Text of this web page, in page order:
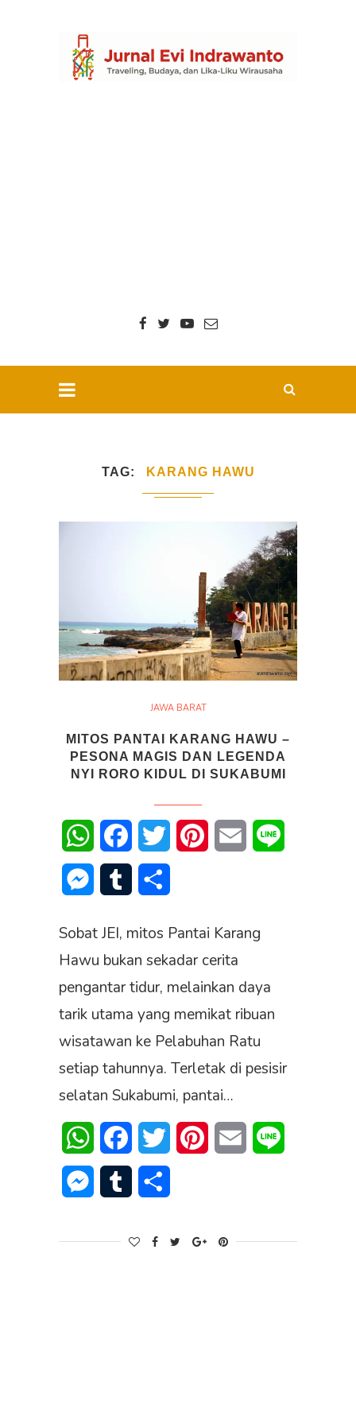
TAG KARANG HAWU
JAWA BARAT
MITOS PANTAI KARANG HAWU –
PESONA MAGIS DAN LEGENDA
NYI RORO KIDUL DI SUKABUMI
WhatsAppFacebookTwitter PinterestEmail
Messenger
Tumblr
Sobat JEI, mitos Pantai Karang
Hawu bukan sekadar cerita
pengantar tidur, melainkan daya
tarik utama yang memikat ribuan
wisatawan ke Pelabuhan Ratu
setiap tahunnya. Terletak di pesisir
selatan Sukabumi, pantai…
WhatsAppFacebookTwitter PinterestEmail
Messenger
Tumblr